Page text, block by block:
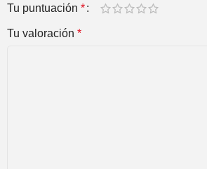
Tu puntuación *
Tu valoración *